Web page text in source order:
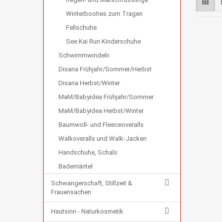
Winterbooties zum Tragen
Fellschuhe
See Kai Run Kinderschuhe
Schwimmwindeln
Disana Frühjahr/Sommer/Herbst
Disana Herbst/Winter
MaM/Babyidea Frühjahr/Sommer
MaM/Babyidea Herbst/Winter
Baumwoll- und Fleeceoveralls
Walkoveralls und Walk-Jacken
Handschuhe, Schals
Bademäntel
Schwangerschaft, Stillzeit &
Frauensachen
Hautsinn - Naturkosmetik